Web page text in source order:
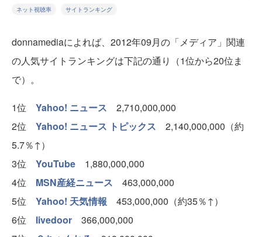
ネット視聴率 サイトランキング
donnamediaによれば、2012年09月の「メディア」関連
の人気サイトランキングは下記の通り（1位から20位ま
で）。
1位 Yahoo! ニュース 2,710,000,000
2位 Yahoo! ニュース トピックス 2,140,000,000（約
5.7％↑）
3位 YouTube 1,880,000,000
4位 MSN産経ニュース 463,000,000
5位 Yahoo! 天気情報 453,000,000（約35％↑）
6位 livedoor 366,000,000